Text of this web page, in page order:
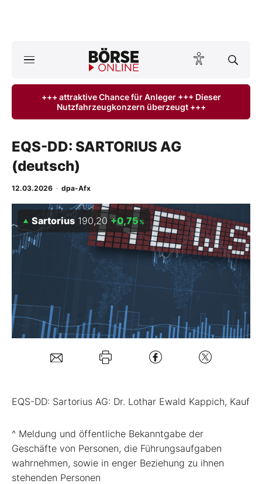
Anlageprodukte
Finanz-Check
Abo & Shop
Experten
Folgen Sie uns
+++ attraktive Chance für Anleger +++ Dieser
Nutzfahrzeugkonzern überzeugt +++
EQS-DD: SARTORIUS AG
(deutsch)
12.03.2026 · dpa-Afx
Sartorius 190,20 +0,75%
EQS-DD: Sartorius AG: Dr. Lothar Ewald Kappich, Kauf
^ Meldung und öffentliche Bekanntgabe der
Geschäfte von Personen, die Führungsaufgaben
wahrnehmen, sowie in enger Beziehung zu ihnen
stehenden Personen